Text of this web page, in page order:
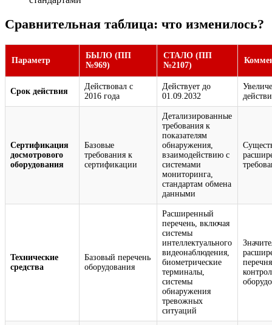
Сравнительная таблица: что изменилось?
Параметр
БЫЛО (ПП
№969)
СТАЛО (ПП
№2107)
Срок действия
Действовал с
2016 года
Действует до
01.09.2032
Сертификация
досмотрового
оборудования
Базовые
требования к
сертификации
Детализированные
требования к
показателям
обнаружения,
взаимодействию с
системами
мониторинга,
стандартам обмена
данными
Технические
средства
Базовый перечень
оборудования
Расширенный
перечень, включая
системы
интеллектуального
видеонаблюдения,
биометрические
терминалы,
системы
обнаружения
тревожных
ситуаций
перечня